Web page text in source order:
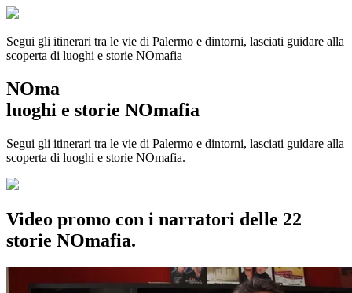
Segui gli itinerari tra le vie di Palermo e dintorni, lasciati guidare alla
scoperta di luoghi e storie NOmafia
NOma
luoghi e storie NOmafia
Segui gli itinerari tra le vie di Palermo e dintorni, lasciati guidare alla
scoperta di luoghi e storie NOmafia.
Video promo con i narratori delle 22
storie NOmafia.